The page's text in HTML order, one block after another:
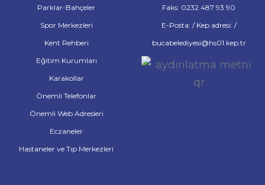
Parklar-Bahçeler
Spor Merkezleri
Kent Rehberi
Eğitim Kurumları
Karakollar
Önemli Telefonlar
Önemli Web Adresleri
Eczaneler
Hastaneler ve Tıp Merkezleri
Faks: 0232 487 93 90
E-Posta: / Kep adresi: /
bucabelediyesi@hs01.kep.tr